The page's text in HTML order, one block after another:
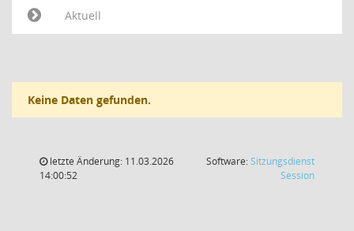
Aktuell
Keine Daten gefunden.
letzte Änderung: 11.03.2026
14:00:52
Software:Sitzungsdienst
Session(Wird in